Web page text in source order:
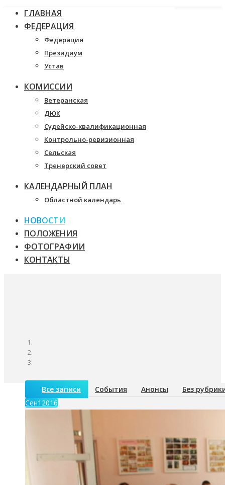
ГЛАВНАЯ
ФЕДЕРАЦИЯ
Федерация
Президиум
Устав
КОМИССИИ
Ветеранская
ДЮК
Судейско-квалификационная
Контрольно-ревизионная
Сельская
Тренерский совет
КАЛЕНДАРНЫЙ ПЛАН
Областной календарь
НОВОСТИ
ПОЛОЖЕНИЯ
ФОТОГРАФИИ
КОНТАКТЫ
Все записи События Анонсы
Без
Сен1 2016